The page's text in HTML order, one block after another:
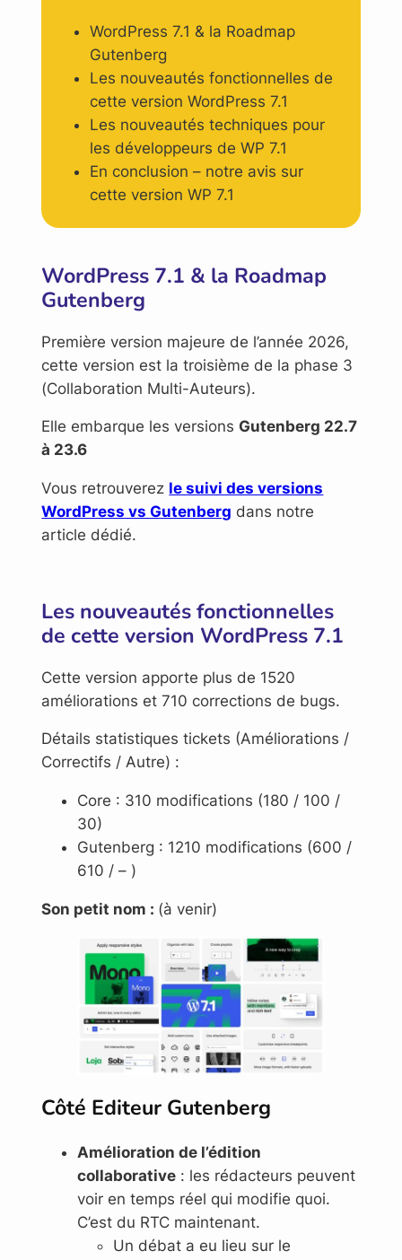
WordPress 7.1 & la Roadmap
Gutenberg
Les nouveautés fonctionnelles de
cette version WordPress 7.1
Les nouveautés techniques pour
les développeurs de WP 7.1
En conclusion – notre avis sur
cette version WP 7.1
WordPress 7.1 & la Roadmap
Gutenberg
Première version majeure de l’année 2026,
cette version est la troisième de la phase 3
(Collaboration Multi-Auteurs).
Elle embarque les versions Gutenberg 22.7
à 23.6
Vous retrouverez le suivi des versions
WordPress vs Gutenberg dans notre
article dédié.
Les nouveautés fonctionnelles
de cette version WordPress 7.1
Cette version apporte plus de 1520
améliorations et 710 corrections de bugs.
Détails statistiques tickets (Améliorations /
Correctifs / Autre) :
Core : 310 modifications (180 / 100 /
30)
Gutenberg : 1210 modifications (600 /
610 / – )
Son petit nom : (à venir)
Côté Editeur Gutenberg
Amélioration de l’édition
collaborative : les rédacteurs peuvent
voir en temps réel qui modifie quoi.
C’est du RTC maintenant.
Un débat a eu lieu sur le